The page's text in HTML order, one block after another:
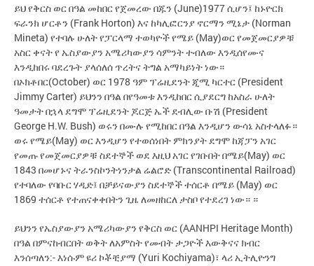
ይህ የቅርስ ወር በዓል መከበር የጀመረው በጁን (June)1977 ሲሆን፤ ከኑዮርክ
ፍራንክ ሆርቶን (Frank Horton) እና ከካሊፎርንያ ኖርማን ሚኔታ (Norman
Mineta) የተባሉ ሁለት የፓርላማ ተወካዮች የሜይ (May)ወር የመጀመርያዎቹ
አስር ቀናት የ ኤስያውያን አሜሪካውያን ሳምንት ተብለው እንዲሰየሙና
እንዲከበሩ ባደረጉት ያላሰለሰ ጥረትና ትግል አማካይነት ነው።
በኦክቶበር(October) ወር 1978 ዓም ፕሬዚደንት ጂሚ ካርተር (President
Jimmy Carter) ይህንን በዓል በየዓመቱ እንዲከበር ሲያደርግ ከአስራ ሁለት
ዓመታት በኋላ ደግሞ ፕሬዚደንት ጆርጅ ኤች ደብሊው ቡሽ (President
George H.W. Bush) ወሩን በሙሉ የሚከበር በዓል እንዲሆን ውሳኔ አስተላለፉ።
ወሩ የሜይ(May) ወር እንዲሆን የተወሰነበት ምክንያት ደግሞ ከጃፓን አገር
የመጡ የመጀመርያዎቹ ስደተኞች ወደ እዚህ አገር የገቡበት በሜይ(May) ወር
1843 በመሆኑና ትራንስኮንትነንታል ሬልሮድ (Transcontinental Railroad)
የተባለው የባቡር ሃዲድ፤ በቻይናውያን ስደተኞች ተሰርቶ በሜይ (May) ወር
1869 ተሰርቶ የተጠናቀቀበትን ጊዜ ለመዘከርለ ታስቦ የተደረገ ነው። ።
ይህንን የኤስያውያን አሜሪካውያን የቅርስ ወር (AANHPI Heritage Month)
በዓል በምናከብርበት ወቅት ለአምስት የመብት ታጋዮች እውቅናና ክብር
እንሰጣለን:- እነሱም ዩሪ ኮቾቺያማ (Yuri Kochiyama)፣ ላሪ ኢትሊዮንግ